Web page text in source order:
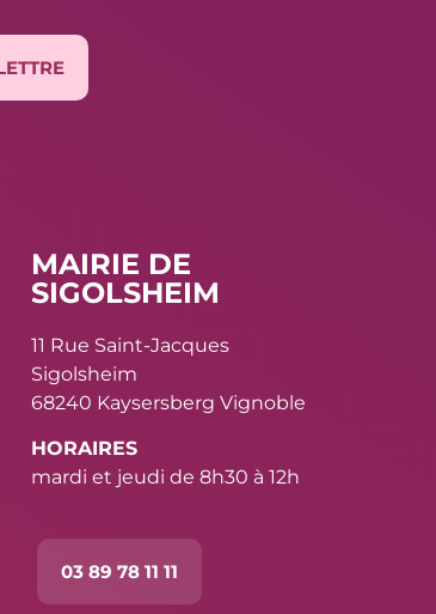
MAIRIE DE
SIGOLSHEIM
11 Rue Saint-Jacques
Sigolsheim
68240 Kaysersberg Vignoble
HORAIRES
mardi et jeudi de 8h30 à 12h
03 89 78 11 11